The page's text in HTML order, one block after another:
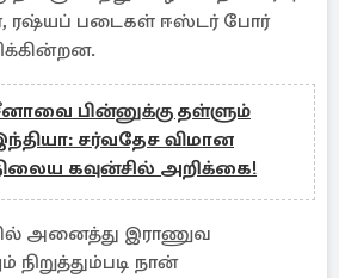
ரஷ்யப் படைகள் ஈஸ்டர் போர்
பின்னுக்கு தள்ளும்
சர்வதேச விமான
கவுன்சில் அறிக்கை!
அனைத்து இராணுவ
நான்